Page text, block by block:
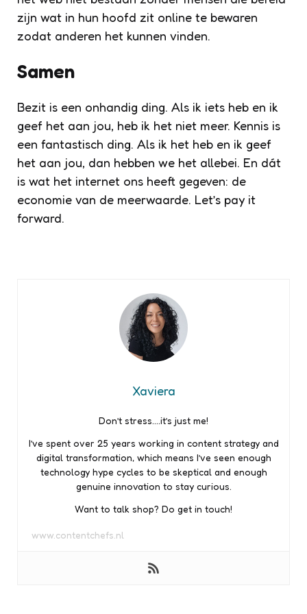
zijn wat in hun hoofd zit online te bewaren
zodat anderen het kunnen vinden.
Samen
Bezit is een onhandig ding. Als ik iets heb en ik
geef het aan jou, heb ik het niet meer. Kennis is
een fantastisch ding. Als ik het heb en ik geef
het aan jou, dan hebben we het allebei. En dát
is wat het internet ons heeft gegeven: de
economie van de meerwaarde. Let’s pay it
forward.
Xaviera
Don’t stress….it’s just me!
I’ve spent over 25 years working in content strategy and
digital transformation, which means I’ve seen enough
technology hype cycles to be skeptical and enough
genuine innovation to stay curious.
Want to talk shop? Do get in touch!
www.contentchefs.nl